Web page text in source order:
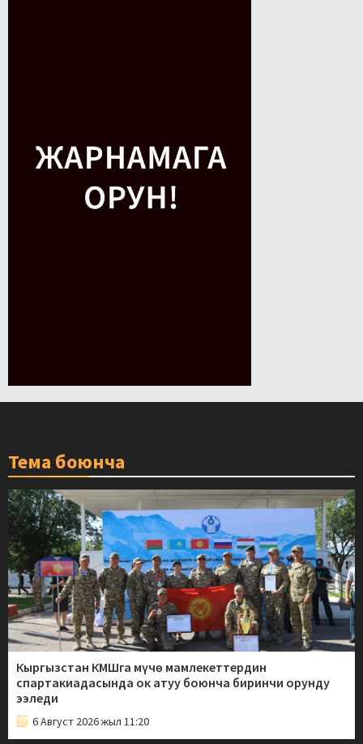
Тема боюнча
Кыргызстан КМШга мүчө мамлекеттердин
спартакиадасында ок атуу боюнча биринчи орунду
ээледи
6 Август 2026 жыл 11:20